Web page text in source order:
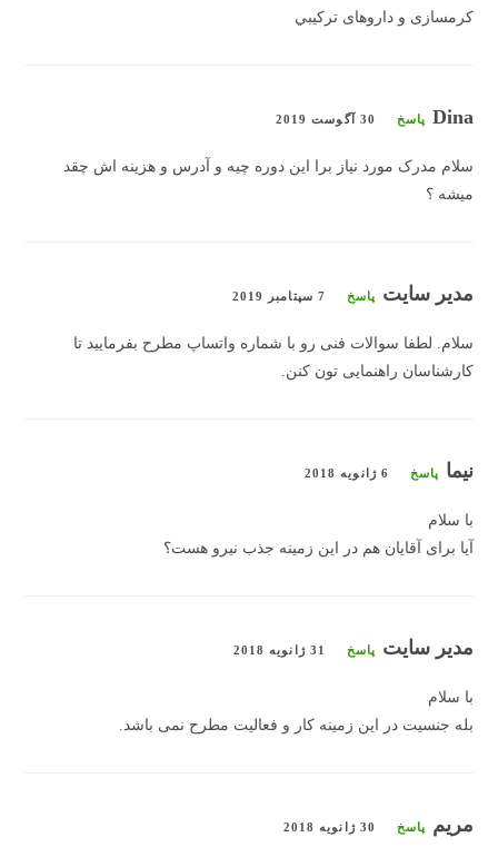
کرمسازی و داروهای ترکيبي
Dina پاسخ 30 آگوست 2019
سلام مدرک مورد نیاز برا این دوره چیه و آدرس و هزینه اش چقد
میشه ؟
مدیر سایت پاسخ 7 سپتامبر 2019
سلام. لطفا سوالات فنی رو با شماره واتساپ مطرح بفرمایید تا
کارشناسان راهنمایی تون کنن.
نیما پاسخ 6 ژانویه 2018
با سلام
آیا برای آقایان هم در این زمینه جذب نیرو هست؟
مدیر سایت پاسخ 31 ژانویه 2018
با سلام
بله جنسیت در این زمینه کار و فعالیت مطرح نمی باشد.
مریم پاسخ 30 ژانویه 2018